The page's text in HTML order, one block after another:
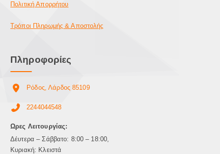
Πολιτική Απορρήτου
Τρόποι Πληρωμής & Αποστολής
Πληροφορίες
Ρόδος, Λάρδος 85109
2244044548
Ωρες Λειτουργίας:
Δέυτερα – Σάββατο: 8:00 – 18:00,
Κυριακή: Κλειστά